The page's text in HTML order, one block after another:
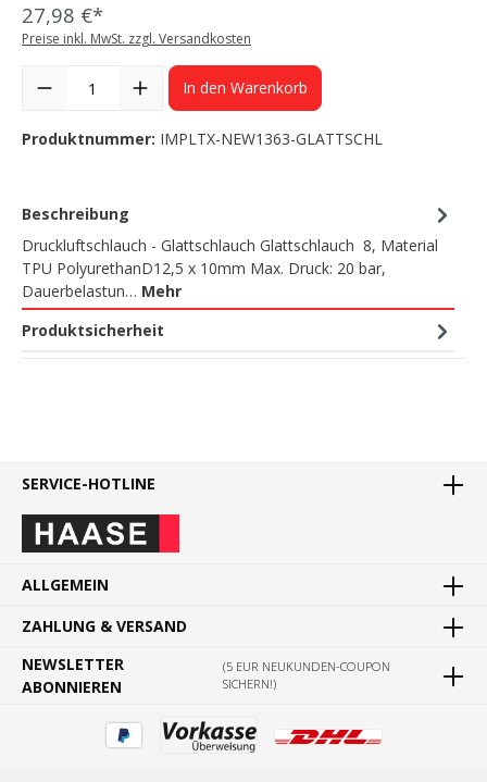
27,98 €*
Preise inkl. MwSt. zzgl. Versandkosten
In den Warenkorb
Produktnummer: IMPLTX-NEW1363-GLATTSCHL
Beschreibung
Druckluftschlauch - Glattschlauch Glattschlauch 8, Material
TPU PolyurethanD12,5 x 10mm Max. Druck: 20 bar,
Dauerbelastun… Mehr
Produktsicherheit
SERVICE-HOTLINE
ALLGEMEIN
ZAHLUNG & VERSAND
NEWSLETTER
ABONNIEREN
(5 EUR NEUKUNDEN-COUPON
SICHERN!)